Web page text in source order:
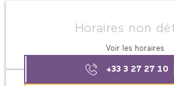
Horaires non
Voir les horaires
+33 3 27 27 10